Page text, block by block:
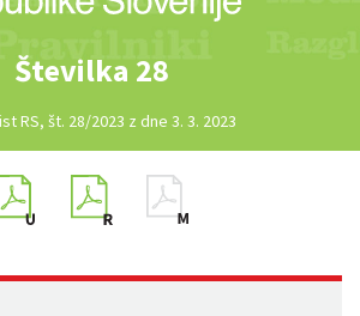
Številka 28
RS, št. 28/2023 z dne 3. 3. 2023